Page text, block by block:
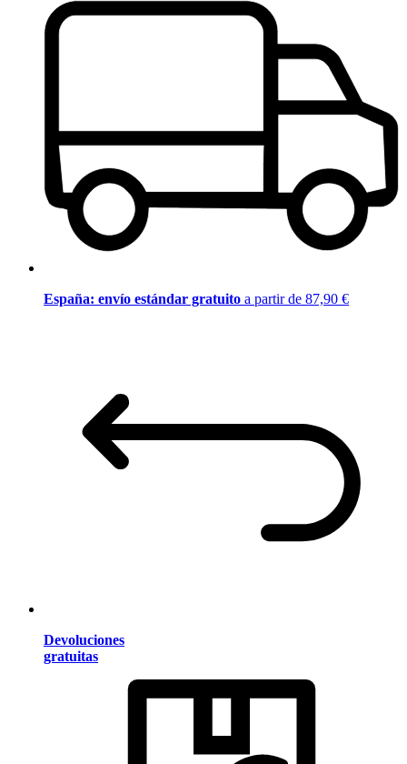
España: envío estándar gratuito a partir de 87,90 €
Devoluciones
gratuitas